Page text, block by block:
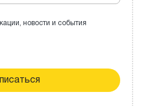
новости и события